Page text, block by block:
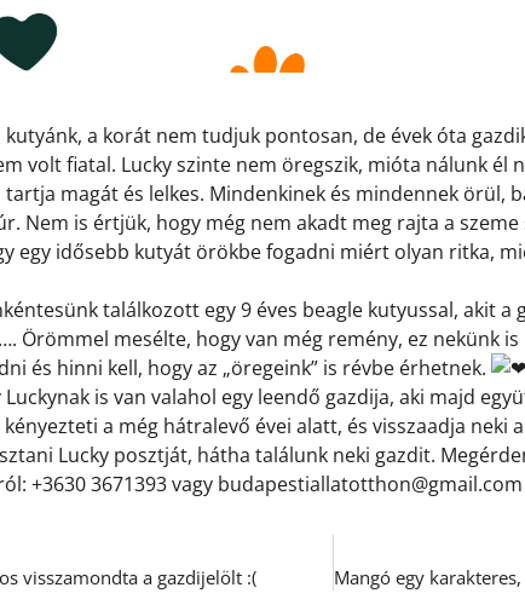
kutyánk, a korát nem tudjuk pontosan, de évek óta
volt fiatal. Lucky szinte nem öregszik, mióta nálunk él
magát és lelkes. Mindenkinek és mindennek örül,
Nem is értjük, hogy még nem akadt meg rajta a
egy idősebb kutyát örökbe fogadni miért olyan ritka,
találkozott egy 9 éves beagle kutyussal, akit
Örömmel mesélte, hogy van még remény, ez nekünk
és hinni kell, hogy az „öregeink” is révbe érhetnek.
Luckynak is van valahol egy leendő gazdija, aki majd
a még hátralevő évei alatt, és visszaadja neki
Lucky posztját, hátha találunk neki gazdit.
+3630 3671393 vagy budapestiallatotthon@gmail.com
visszamondta a gazdijelölt :(